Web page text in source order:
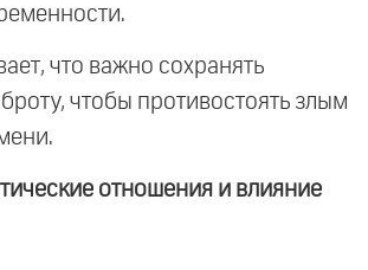
что важно сохранять
чтобы противостоять злым
отношения и влияние